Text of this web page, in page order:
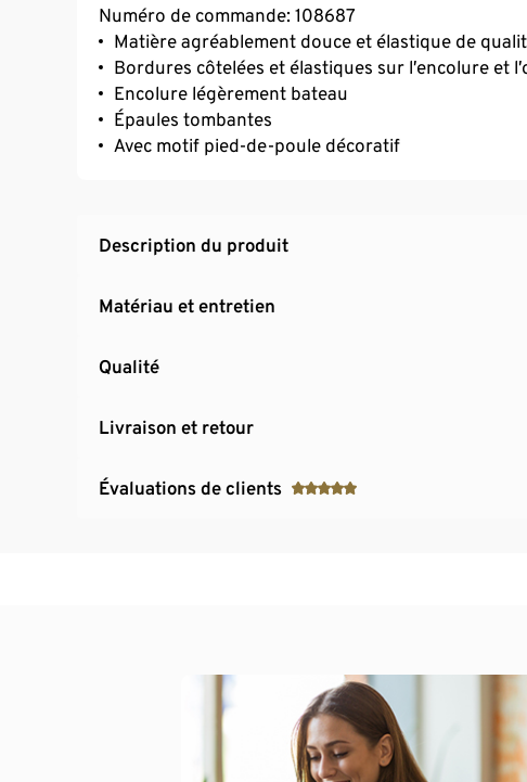
Numéro de commande: 108687
Matière agréablement douce et élastique de
Bordures côtelées et élastiques sur l’encolure et
Encolure légèrement bateau
Épaules tombantes
Avec motif pied-de-poule décoratif
Description du produit
Matériau et entretien
Qualité
Livraison et retour
Évaluations de clients